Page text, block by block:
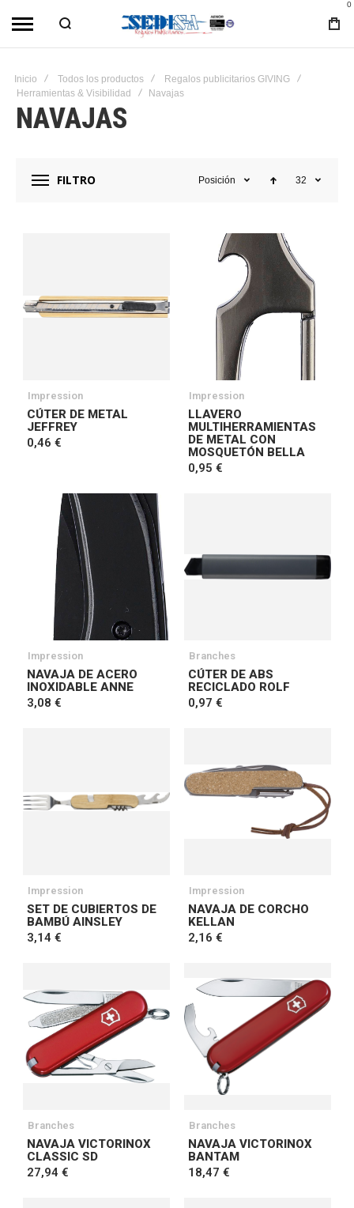
0
Inicio Todos los productos
Regalos publicitarios GIVING
Herramientas & Visibilidad
Navajas
NAVAJAS
FILTRO Posición 32
Impression
CÚTER DE METAL
JEFFREY
0,46 €
Impression
LLAVERO
MULTIHERRAMIENTAS
DE METAL CON
MOSQUETÓN BELLA
0,95 €
Impression
NAVAJA DE ACERO
INOXIDABLE ANNE
3,08 €
Branches
CÚTER DE ABS
RECICLADO ROLF
0,97 €
Impression
SET DE CUBIERTOS DE
BAMBÚ AINSLEY
3,14 €
Impression
NAVAJA DE CORCHO
KELLAN
2,16 €
Branches
NAVAJA VICTORINOX
CLASSIC SD
27,94 €
Branches
NAVAJA VICTORINOX
BANTAM
18,47 €